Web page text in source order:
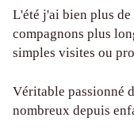
L'été j'ai bien plus
compagnons plus
simples visites ou
Véritable passionné
nombreux depuis